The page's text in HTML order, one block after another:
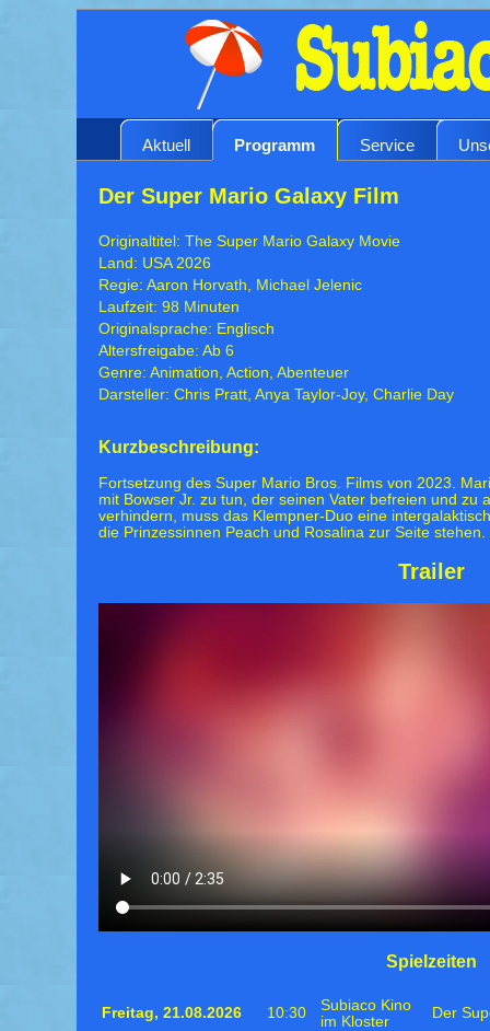
Aktuell Programm Service
Der Super Mario Galaxy Film
Originaltitel: The Super Mario Galaxy Movie
Land: USA 2026
Regie: Aaron Horvath, Michael Jelenic
Laufzeit: 98 Minuten
Originalsprache: Englisch
Altersfreigabe: Ab 6
Genre: Animation, Action, Abenteuer
Darsteller: Chris Pratt, Anya Taylor-Joy, Charlie Day
Kurzbeschreibung:
Fortsetzung des Super Mario Bros. Films von 2023.
mit Bowser Jr. zu tun, der seinen Vater befreien und zu
verhindern, muss das Klempner-Duo eine
die Prinzessinnen Peach und Rosalina zur Seite stehen.
Trailer
Spielzeiten
Freitag, 21.08.2026 10:30
Subiaco Kino
im Kloster
Der